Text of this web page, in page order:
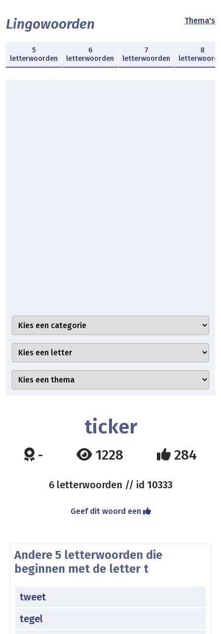
Lingowoorden Thema's
5
letterwoorden
6
letterwoorden
7
letterwoorden
8
ticker
- 1228 284
6 letterwoorden // id 10333
Geef dit woord een
Andere 5 letterwoorden die
beginnen met de letter t
tweet
tegel